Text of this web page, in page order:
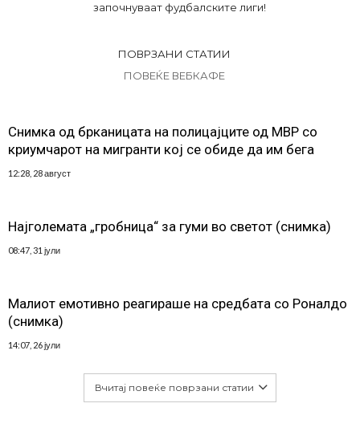
започнуваат фудбалските лиги!
ПОВРЗАНИ СТАТИИ
ПОВЕЌЕ ВЕБКАФЕ
Снимка од брканицата на полицајците од МВР со
криумчарот на мигранти кој се обиде да им бега
12:28, 28 август
Најголемата „гробница“ за гуми во светот (снимка)
08:47, 31 јули
Малиот емотивно реагираше на средбата со Роналдо
(снимка)
14:07, 26 јули
Вчитај повеќе поврзани статии